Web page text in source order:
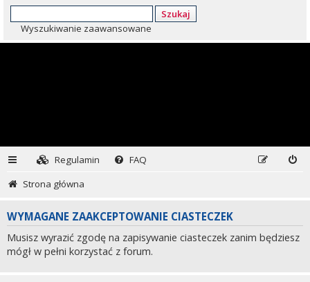
Szukaj
Wyszukiwanie zaawansowane
Regulamin
FAQ
Strona główna
WYMAGANE ZAAKCEPTOWANIE CIASTECZEK
Musisz wyrazić zgodę na zapisywanie ciasteczek zanim będziesz
mógł w pełni korzystać z forum.